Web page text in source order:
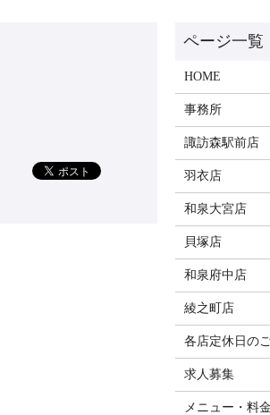
HOME
事務所
諏訪森駅前店
羽衣店
和泉大宮店
貝塚店
和泉府中店
綾之町店
各店定休日の
求人募集
メニュー・料